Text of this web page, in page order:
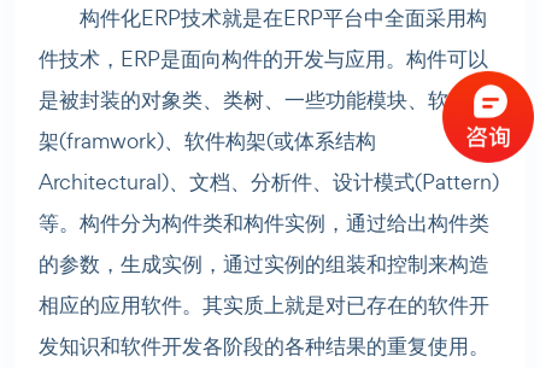
构件化ERP技术就是在ERP平台中全面采用构
件技术，ERP是面向构件的开发与应用。构件可以
是被封装的对象类、类树、一些功能模块、软件框
架(framwork)、软件构架(或体系结构
Architectural)、文档、分析件、设计模式(Pattern)
等。构件分为构件类和构件实例，通过给出构件类
的参数，生成实例，通过实例的组装和控制来构造
相应的应用软件。其实质上就是对已存在的软件开
发知识和软件开发各阶段的各种结果的重复使用。